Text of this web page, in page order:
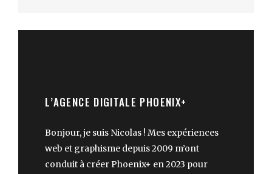
L’AGENCE DIGITALE PHOENIX+
Bonjour, je suis Nicolas ! Mes expériences
web et graphisme depuis 2009 m’ont
conduit à créer Phoenix+ en 2023 pour